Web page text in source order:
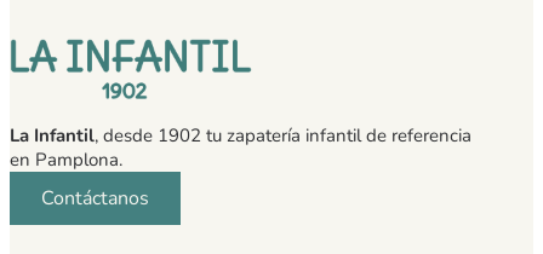
La Infantil, desde 1902 tu zapatería infantil de referencia
en Pamplona.
Contáctanos